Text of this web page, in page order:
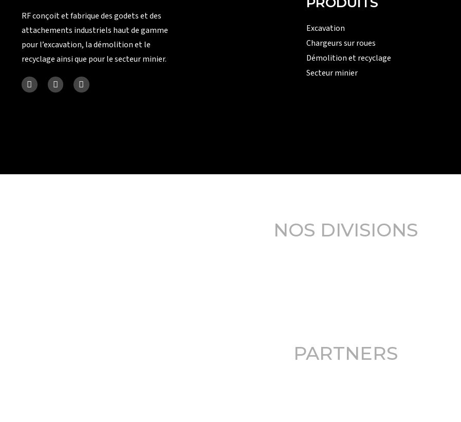
RF conçoit et fabrique des godets et des
attachements industriels haut de gamme
pour l’excavation, la démolition et le
recyclage ainsi que pour le secteur minier.
Excavation
Chargeurs sur roues
Démolition et recyclage
Secteur minier
NOS DIVISIONS
PARTNERS